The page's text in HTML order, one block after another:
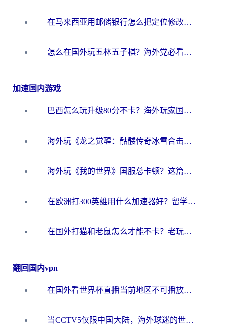
在马来西亚用邮储银行怎么把定位修改到中国国内？3个海外生活痛点一次解决
怎么在国外玩五林五子棋？海外党必看的回国加速全攻略（附优酷荔枝FM解决方法）
加速国内游戏
巴西怎么玩升级80分不卡？海外玩家国服游戏加速器终极指南（附避坑技巧）
海外玩《龙之觉醒：骷髅传奇冰雪合击》延迟高？这篇指南帮你解决卡顿烦恼！
海外玩《我的世界》国服总卡顿？这篇我的世界游戏加速器指南帮你解决所有问题
在欧洲打300英雄用什么加速器好？留学生亲测有效的解决方案来了
在国外打猫和老鼠怎么才能不卡？老玩家亲测的终极加速指南
翻回国内vpn
在国外看世界杯直播当前地区不可播放？海外党必看的回国加速全攻略
当CCTV5仅限中国大陆，海外球迷的世界杯狂欢如何继续？